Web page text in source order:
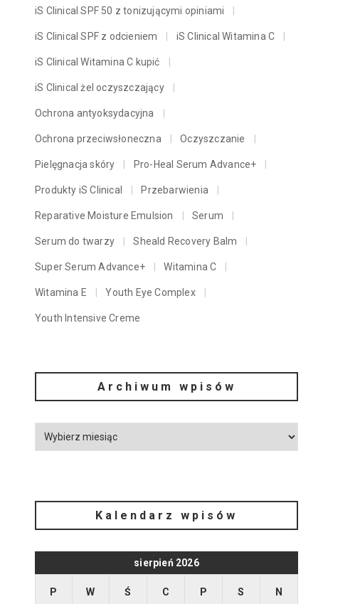
iS Clinical SPF 50 z tonizującymi opiniami
iS Clinical SPF z odcieniem iS Clinical Witamina C
iS Clinical Witamina C kupić
iS Clinical żel oczyszczający
Ochrona antyoksydacyjna
Ochrona przeciwsłoneczna Oczyszczanie
Pielęgnacja skóry Pro-Heal Serum Advance+
Produkty iS Clinical Przebarwienia
Reparative Moisture Emulsion Serum
Serum do twarzy Sheald Recovery Balm
Super Serum Advance+ Witamina C
Witamina E Youth Eye Complex
Youth Intensive Creme
Archiwum wpisów
Kalendarz wpisów
sierpień 2026
P W Ś C P S N